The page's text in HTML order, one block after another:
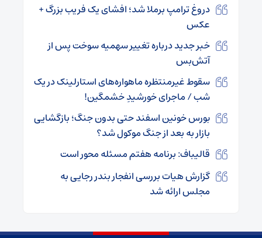
دروغ ترامپ برملا شد؛ افشای یک فریب بزرگ +
عکس
خبر جدید درباره تغییر سهمیه سوخت پس از
آتش‌بس
سقوط غیرمنتظره ماهواره‌های استارلینک در یک
شب / ماجرای خورشیدِ خشمگین!
بورس خونین اسفند حتی بدون جنگ؛ بازگشایی
بازار به بعد از جنگ موکول شد؟
قالیباف: برنامه هفتم مسئله محور است
گزارش هیات بررسی انفجار بندر رجایی به
مجلس ارائه شد